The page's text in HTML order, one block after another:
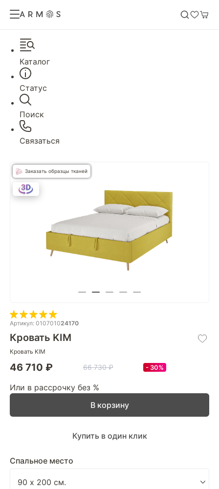
Каталог
Статус
Поиск
Связаться
Заказать образцы тканей
Артикул: 010701024170
Кровать KIM
Кровать KIM
46 710 ₽ 66 730 ₽ 30%
Или в рассрочку без %
Спальное место
В корзину
Купить в один клик